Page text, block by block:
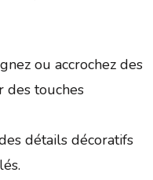
ou accrochez des
des touches
détails décoratifs